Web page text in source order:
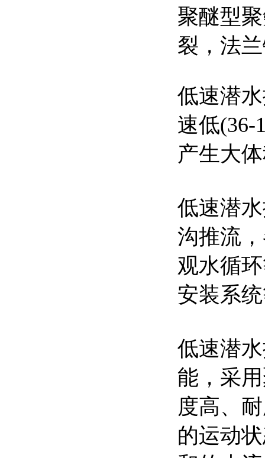
聚醚型
裂，法
低速潜
速低(36-
产生大
低速潜
沟推流
观水循
安装系
低速潜
能，采
度高、
的运动